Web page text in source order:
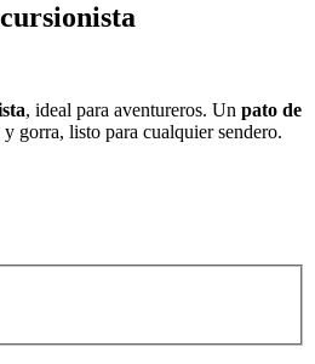
, ideal para aventureros. Un pato de
gorra, listo para cualquier sendero.